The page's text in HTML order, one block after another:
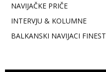
NAVIJAČKE PRIČE
INTERVJU & KOLUMNE
BALKANSKI NAVIJACI FINEST